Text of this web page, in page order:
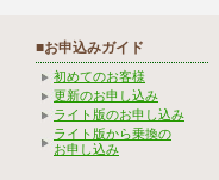
■お申込みガイド
初めてのお客様
更新のお申し込み
ライト版のお申し込み
ライト版から乗換の
お申し込み